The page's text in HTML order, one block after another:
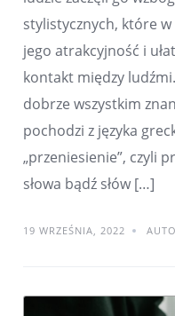
stylistycznych, które w
jego atrakcyjność i
kontakt między
dobrze wszystkim
pochodzi z języka
„przeniesienie”, czyli
słowa bądź słów […]
19 WRZEŚNIA, 2022